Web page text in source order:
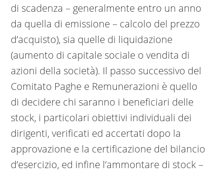
di scadenza – generalmente entro un anno
da quella di emissione – calcolo del prezzo
d’acquisto), sia quelle di liquidazione
(aumento di capitale sociale o vendita di
azioni della società). Il passo successivo del
Comitato Paghe e Remunerazioni è quello
di decidere chi saranno i beneficiari delle
stock, i particolari obiettivi individuali dei
dirigenti, verificati ed accertati dopo la
approvazione e la certificazione del bilancio
d’esercizio, ed infine l’ammontare di stock –